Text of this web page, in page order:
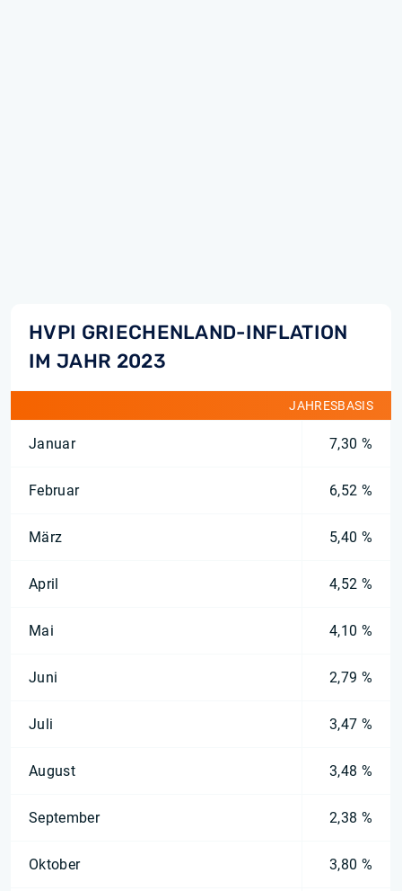
HVPI GRIECHENLAND-INFLATION
IM JAHR 2023
JAHRESBASIS
Januar 7,30 %
Februar 6,52 %
März 5,40 %
April 4,52 %
Mai 4,10 %
Juni 2,79 %
Juli 3,47 %
August 3,48 %
September 2,38 %
Oktober 3,80 %